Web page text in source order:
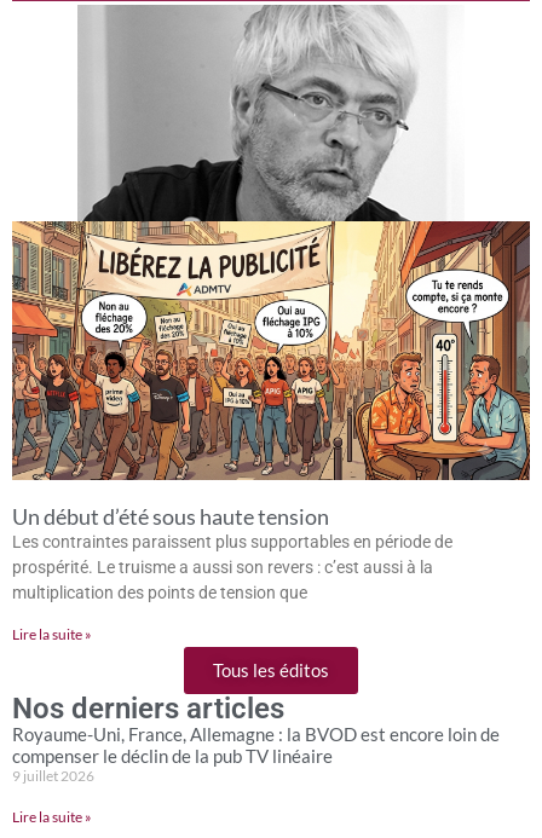
Un début d’été sous haute tension
Les contraintes paraissent plus supportables en période de
prospérité. Le truisme a aussi son revers : c’est aussi à la
multiplication des points de tension que
Lire la suite »
Tous les éditos
Nos derniers articles
Royaume-Uni, France, Allemagne : la BVOD est encore loin de
compenser le déclin de la pub TV linéaire
9 juillet 2026
Lire la suite »